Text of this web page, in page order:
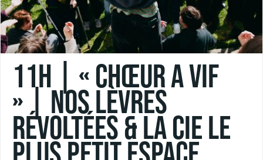
11h | « CHŒUR A VIF
» | Nos Lèvres
Révoltées & la Cie Le